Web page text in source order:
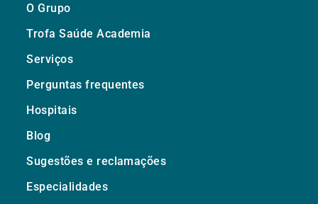
O Grupo
Trofa Saúde Academia
Serviços
Perguntas frequentes
Hospitais
Blog
Sugestões e reclamações
Especialidades